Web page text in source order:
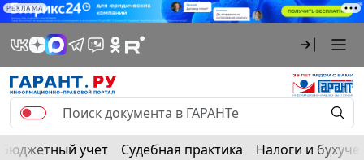
РЕКЛАМА
Бюджетный учет Судебная практика Налоги и